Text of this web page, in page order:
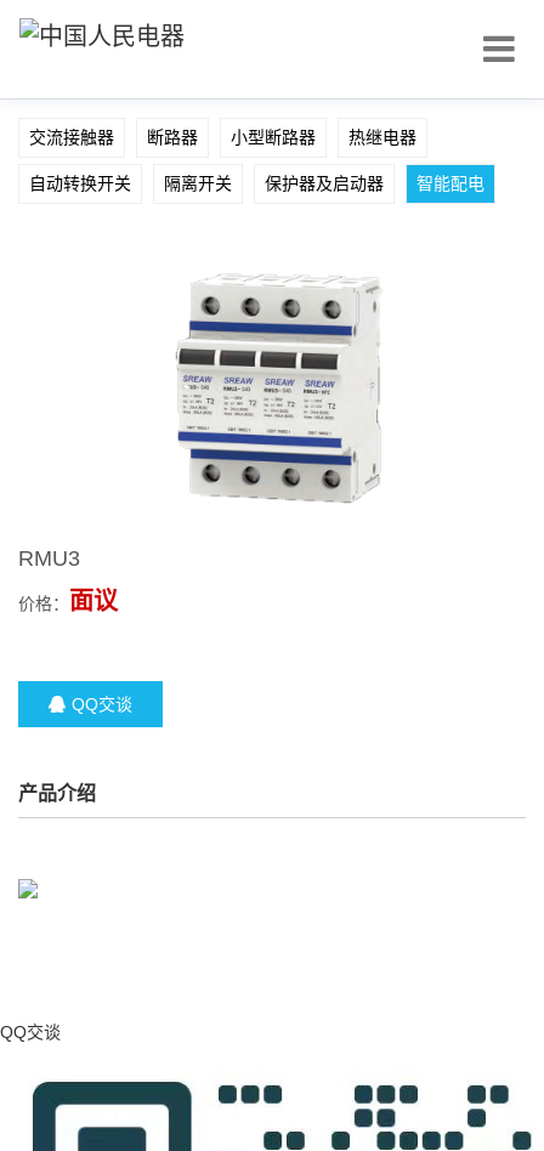
交流接触器 断路器 小型断路器 热继电器
自动转换开关 隔离开关 保护器及启动器 智能配电
RMU3
价格： 面议
QQ交谈
产品介绍
QQ交谈